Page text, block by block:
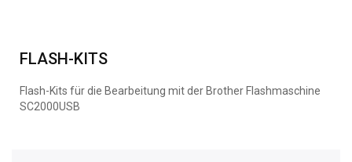
FLASH-KITS
Flash-Kits für die Bearbeitung mit der Brother Flashmaschine
SC2000USB